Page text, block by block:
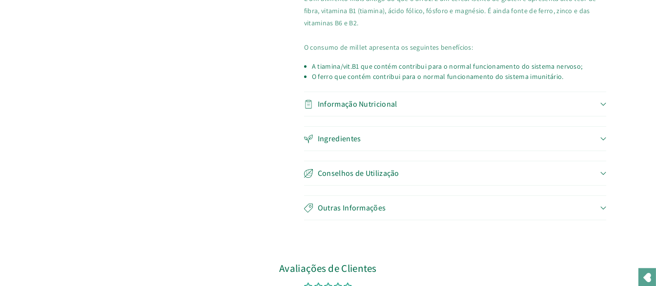
fibra, vitamina B1 (tiamina), ácido fólico, fósforo e magnésio. É ainda fonte de ferro, zinco e das
vitaminas B6 e B2.
O consumo de millet apresenta os seguintes benefícios:
A tiamina/vit.B1 que contém contribui para o normal funcionamento do sistema nervoso;
O ferro que contém contribui para o normal funcionamento do sistema imunitário.
Informação Nutricional
Ingredientes
Conselhos de Utilização
Outras Informações
Avaliações de Clientes